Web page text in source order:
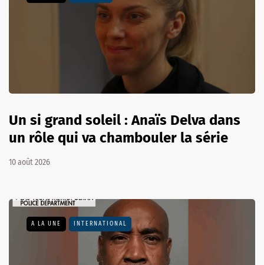
Un si grand soleil : Anaïs Delva dans
un rôle qui va chambouler la série
10 août 2026
A LA UNE INTERNATIONAL